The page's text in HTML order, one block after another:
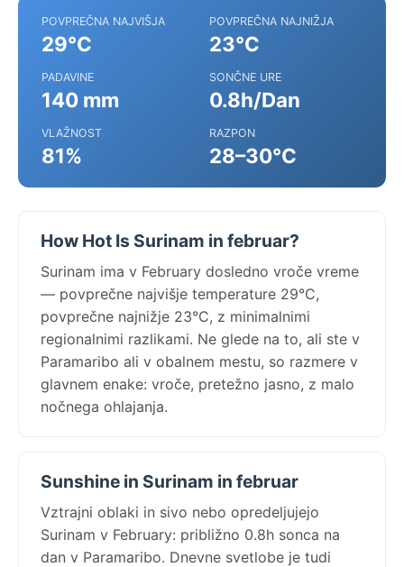
POVPREČNA NAJVIŠJA
29°C
POVPREČNA NAJNIŽJA
23°C
PADAVINE
140 mm
SONČNE URE
0.8h/Dan
VLAŽNOST
81%
RAZPON
28–30°C
How Hot Is Surinam in februar?
Surinam ima v February dosledno vroče vreme
— povprečne najvišje temperature 29°C,
povprečne najnižje 23°C, z minimalnimi
regionalnimi razlikami. Ne glede na to, ali ste v
Paramaribo ali v obalnem mestu, so razmere v
glavnem enake: vroče, pretežno jasno, z malo
nočnega ohlajanja.
Sunshine in Surinam in februar
Vztrajni oblaki in sivo nebo opredeljujejo
Surinam v February: približno 0.8h sonca na
dan v Paramaribo. Dnevne svetlobe je tudi